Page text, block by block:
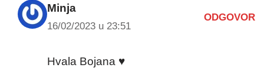
Minja
16/02/2023 u 23:51
ODGOVOR
Hvala Bojana ♥